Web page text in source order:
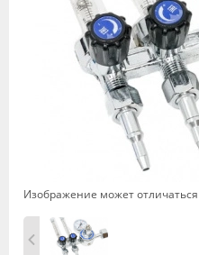
Изображение может